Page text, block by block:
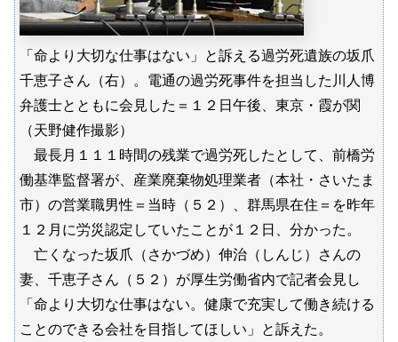
「命より大切な仕事はない」と訴える過労死遺族の坂爪
千恵子さん（右）。電通の過労死事件を担当した川人博
弁護士とともに会見した＝１２日午後、東京・霞が関
（天野健作撮影）
最長月１１１時間の残業で過労死したとして、前橋労
働基準監督署が、産業廃棄物処理業者（本社・さいたま
市）の営業職男性＝当時（５２）、群馬県在住＝を昨年
１２月に労災認定していたことが１２日、分かった。
亡くなった坂爪（さかづめ）伸治（しんじ）さんの
妻、千恵子さん（５２）が厚生労働省内で記者会見し
「命より大切な仕事はない。健康で充実して働き続ける
ことのできる会社を目指してほしい」と訴えた。